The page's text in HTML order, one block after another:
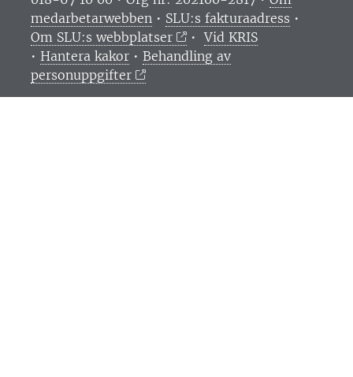
medarbetarwebben • SLU:s fakturaadress •
Om SLU:s webbplatser
•Vid KRIS
• Hantera kakor • Behandling av
personuppgifter